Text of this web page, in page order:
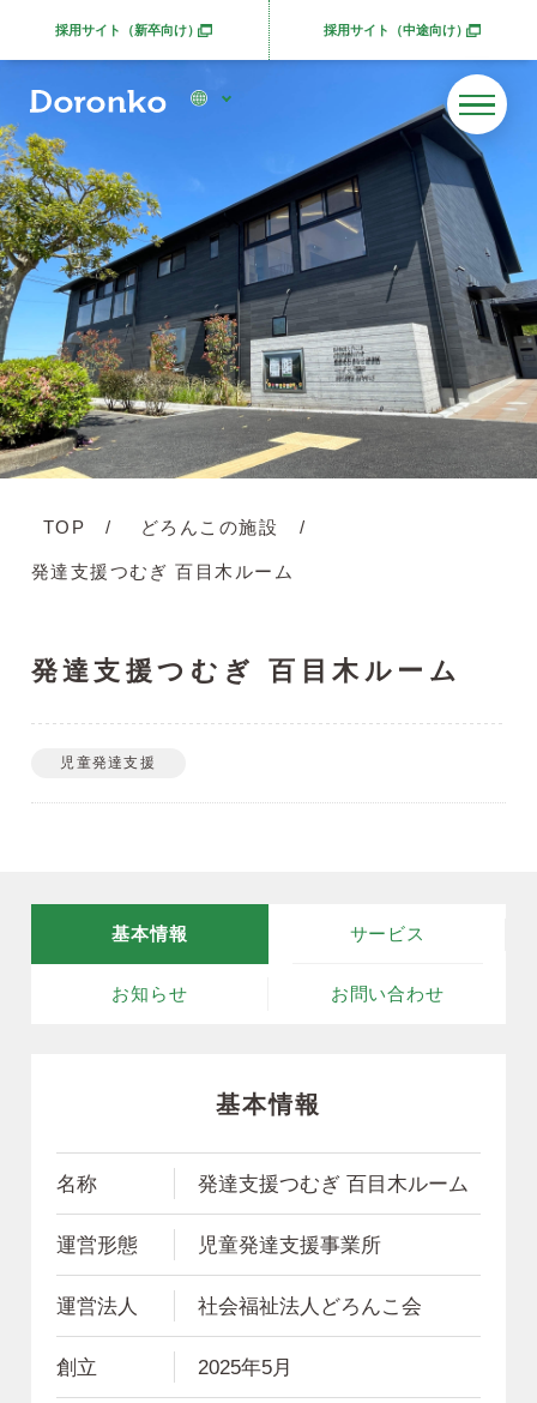
採用サイト（新卒向け）別ウィンドウで開きます 採用サイト（中途向け）別ウィンドウで開きま
TOP どろんこの施設
発達支援つむぎ 百目木ルーム
発達支援つむぎ 百目木ルーム
児童発達支援
基本情報 サービス
お知らせ お問い合わせ
基本情報
名称 発達支援つむぎ 百目木ルーム
運営形態 児童発達支援事業所
運営法人 社会福祉法人どろんこ会
創立 2025年5月